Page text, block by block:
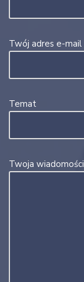
Twój adres e-mail
Temat
Twoja